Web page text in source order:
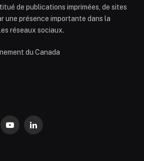
de publications imprimées, de sites
une présence importante dans la
réseaux sociaux.
du Canada
YouTubeLinkedIn